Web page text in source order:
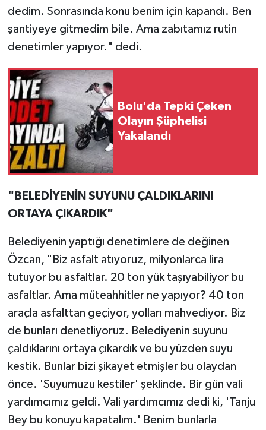
dedim. Sonrasında konu benim için kapandı. Ben
şantiyeye gitmedim bile. Ama zabıtamız rutin
denetimler yapıyor." dedi.
Bolu'da Tepki Çeken
Olayın Şüphelisi
Yakalandı
"BELEDİYENİN SUYUNU ÇALDIKLARINI
ORTAYA ÇIKARDIK"
Belediyenin yaptığı denetimlere de değinen
Özcan, "Biz asfalt atıyoruz, milyonlarca lira
tutuyor bu asfaltlar. 20 ton yük taşıyabiliyor bu
asfaltlar. Ama müteahhitler ne yapıyor? 40 ton
araçla asfalttan geçiyor, yolları mahvediyor. Biz
de bunları denetliyoruz. Belediyenin suyunu
çaldıklarını ortaya çıkardık ve bu yüzden suyu
kestik. Bunlar bizi şikayet etmişler bu olaydan
önce. 'Suyumuzu kestiler' şeklinde. Bir gün vali
yardımcımız geldi. Vali yardımcımız dedi ki, 'Tanju
Bey bu konuyu kapatalım.' Benim bunlarla